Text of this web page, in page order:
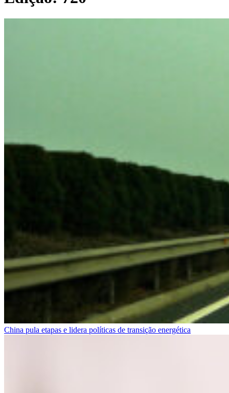
China pula etapas e lidera políticas de transição energética